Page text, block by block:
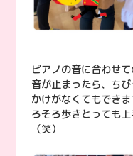
ピアノの音に合わせ
音が止まったら、ち
かけがなくてもでき
ろそろ歩きとっても
（笑）